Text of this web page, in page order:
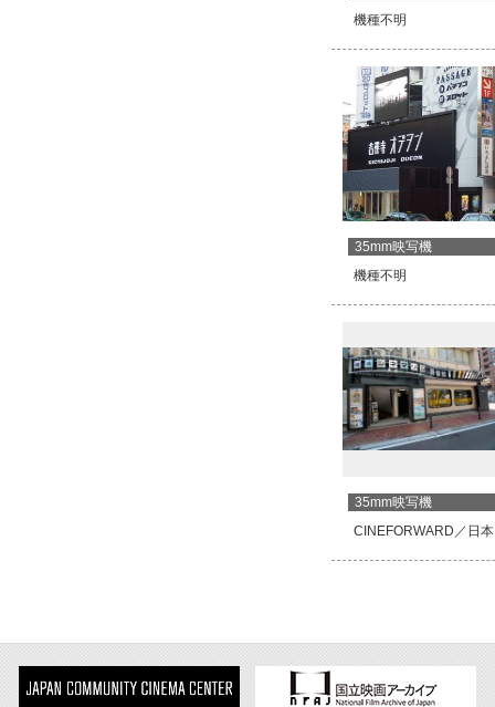
機種不明
35mm映写機
機種不明
35mm映写機
CINEFORWARD／日